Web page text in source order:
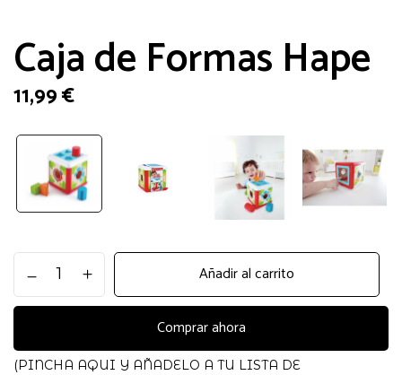
Caja de Formas Hape
11,99€
de
Formas
cantidad
Añadir al carrito
Comprar ahora
(PINCHA AQUI Y AÑADELO A TU LISTA DE